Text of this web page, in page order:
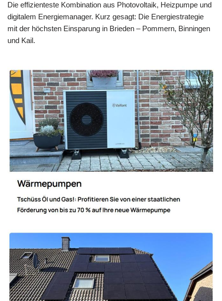
Die effizienteste Kombination aus Photovoltaik, Heizpumpe und
digitalem Energiemanager. Kurz gesagt: Die Energiestrategie
mit der höchsten Einsparung in Brieden – Pommern, Binningen
und Kail.